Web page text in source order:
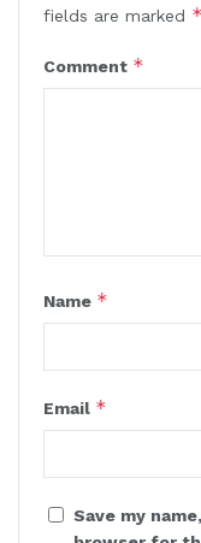
fields are marked *
Comment *
Name *
Email *
Save my